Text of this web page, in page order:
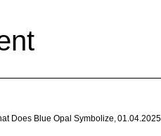
Does Blue Opal Symbolize,